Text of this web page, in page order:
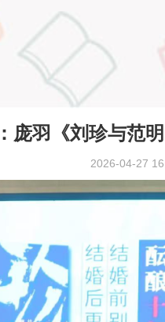
庞羽《刘珍与范
2026-04-27